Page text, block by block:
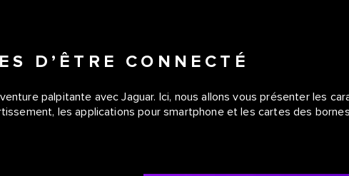
D’ÊTRE CONNECTÉ
palpitante avec Jaguar. Ici, nous allons vous présenter les
les applications pour smartphone et les cartes des